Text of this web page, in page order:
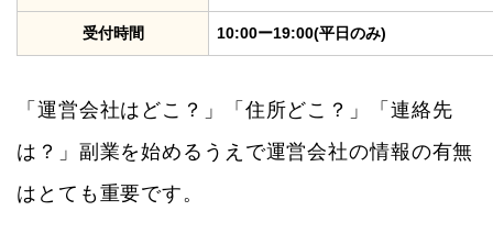
受付時間 10:00ー19:00(平日のみ)
「運営会社はどこ？」「住所どこ？」「連絡先
は？」副業を始めるうえで運営会社の情報の有無
はとても重要です。